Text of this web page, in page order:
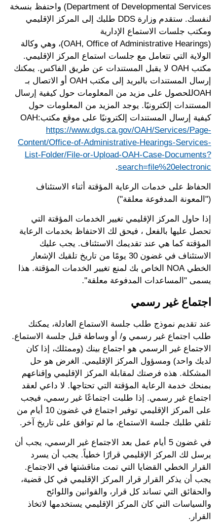
Department of Developmental Services) واحتفظ بنسخة
لنفسك. ستقدم وزارة DDS طلبك إلى المركز الإقليمي
ومكتب جلسات الاستماع الإدارية
(OAH, Office of Administrative Hearings)، وهي وكالة
الولاية التي تتعامل مع جلسات استماع المركز الإقليمي.
مكتب OAH لا يقبل المستندات عن طريق الفاكس. يمكنك
إرسال المستندات بالبريد إلى مكتب OAH أو الاتصال بـ
OAHللحصول على مزيد من المعلومات حول كيفية إرسال
المستندات إلكترونيًا. يوجد المزيد من المعلومات حول
كيفية إرسال المستندات إلكترونيًا على موقع مكتب:OAH
https://www.dgs.ca.gov/OAH/Services/Page-
Content/Office-of-Administrative-Hearings-Services-
List-Folder/File-or-Upload-OAH-Case-Documents?
search=file%20electronic
.
الحفاظ على خدمات الرعاية المؤقتة أثناء الاستئناف
("المعونة المدفوعة معلقة")
إذا حاول المركز الإقليمي تغيير الخدمات المؤقتة التي
تحصل عليها بالفعل ، فيحق لك الاحتفاظ بخدمات الرعاية
المؤقتة كما هي عند تقديمك الاستئناف. يجب عليك
الاستئناف في غضون 30 يومًا من تاريخ تلقيك الإشعار
الخطي NOA الخاص بك لمنع تغيير الخدمات المؤقتة. هذا
يسمى "المساعدات المدفوعة معلقة".
اجتماع غير رسمي
عند تقديم نموذج طلب جلسة الاستماع العادلة، يمكنك
طلب اجتماع غير رسمي و/ أو وساطة قبل جلسة الاستماع.
الاجتماع غير الرسمي هو اجتماع بينك (وممثلك، إذا كان
لديك واحد) ومسؤول المركز الإقليمي. الغرض هو حل
المشكلة. هذه فرصتك لمقابلة المركز الإقليمي وإقناعهم
بمنحك خدمة الرعاية المؤقتة التي تحتاجها. لا داعي لعقد
اجتماع غير رسمي. إذا طلبت اجتماعًا غير رسمي، فيجب
على المركز الإقليمي توفير اجتماع في غضون 10 أيام من
تلقي طلبك جلسة الاستماع، ما لم توافق على تاريخ آخر.
في غضون 5 أيام عمل بعد الاجتماع غير الرسمي، يجب أن
يرسل لك المركز الإقليمي قرارًا خطياً. يجب أن يسرد
القرار الخطي القضايا التي تمت مناقشتها في الاجتماع.
يجب أن يذكر القرار قرار المركز الإقليمي في كل قضية،
والحقائق التي تساند كل قرار، والقوانين واللوائح
والسياسات التي كان المركز الإقليمي يستخدمها لاتخاذ
القرار.